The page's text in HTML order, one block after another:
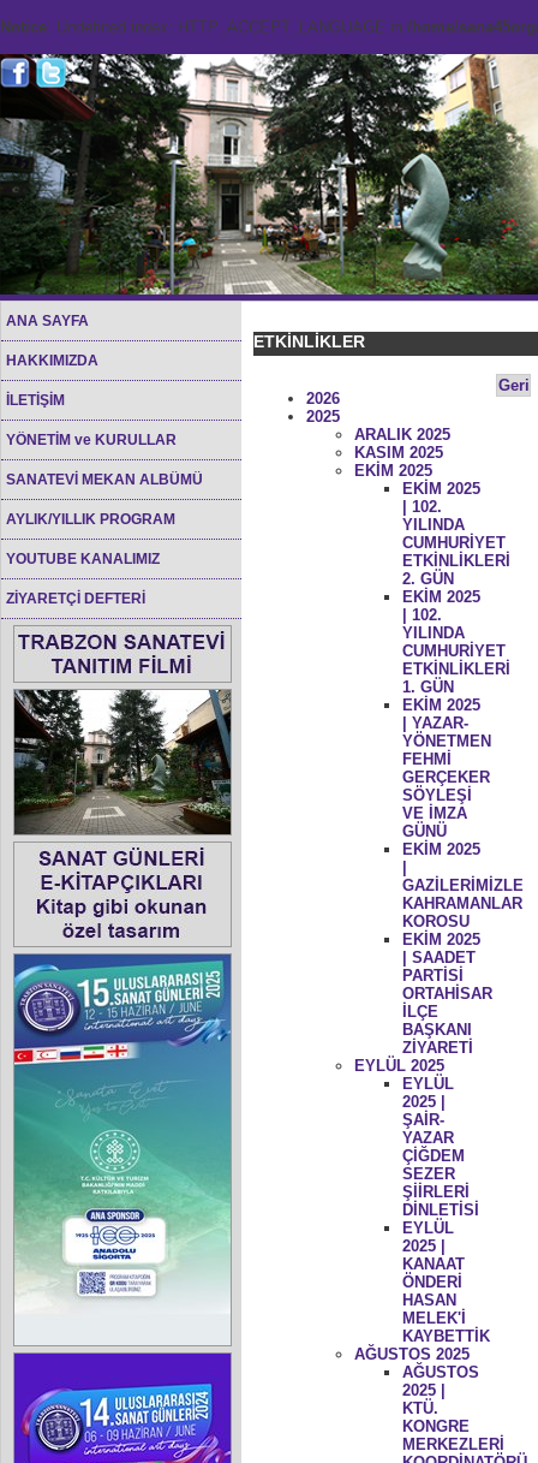
Notice: Undefined index: HTTP_ACCEPT_LANGUAGE in /home/
ANA SAYFA
HAKKIMIZDA
İLETİŞİM
YÖNETİM ve KURULLAR
SANATEVİ MEKAN ALBÜMÜ
AYLIK/YILLIK PROGRAM
YOUTUBE KANALIMIZ
ZİYARETÇİ DEFTERİ
ETKİNLİKLER
Geri
2026
2025
ARALIK 2025
KASIM 2025
EKİM 2025
EKİM 2025
| 102.
YILINDA
CUMHURİYET
ETKİNLİKLERİ
2. GÜN
EKİM 2025
| 102.
YILINDA
CUMHURİYET
ETKİNLİKLERİ
1. GÜN
EKİM 2025
| YAZAR-
YÖNETMEN
FEHMİ
GERÇEKER
SÖYLEŞİ
VE İMZA
GÜNÜ
EKİM 2025
GAZİLERİMİZLE
KAHRAMANLAR
KOROSU
EKİM 2025
| SAADET
PARTİSİ
ORTAHİSAR
İLÇE
BAŞKANI
ZİYARETİ
EYLÜL 2025
EYLÜL
2025 |
ŞAİR-
YAZAR
ÇİĞDEM
SEZER
ŞİİRLERİ
DİNLETİSİ
EYLÜL
2025 |
KANAAT
ÖNDERİ
HASAN
MELEK'İ
KAYBETTİK
AĞUSTOS 2025
AĞUSTOS
2025 |
KTÜ.
KONGRE
MERKEZLERİ